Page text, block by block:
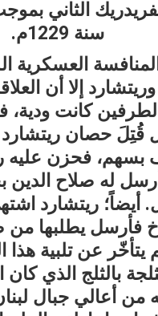
الثاني
سنة 1229م.
العسكرية
إلا أن
كانت ودية،
قُتِلَ حصان
بسهم، فحزن عليه
له صلاح
أيضاً؛ ريتشارد
فأرسل يطلبها من
يتأخّر عن تلبية هذا
بالثلج الذي
من أعالي جبال